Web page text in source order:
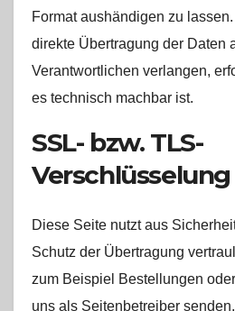
Format aushändigen zu
direkte Übertragung der Daten
Verantwortlichen verlangen,
es technisch machbar ist.
SSL- bzw. TLS-
Verschlüsselung
Diese Seite nutzt aus
Schutz der Übertragung
zum Beispiel Bestellungen
uns als Seitenbetreiber